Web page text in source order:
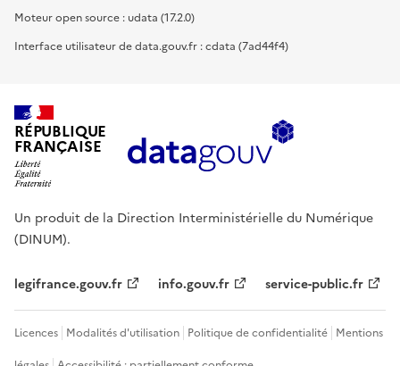
Moteur open source : udata (17.2.0)
Interface utilisateur de data.gouv.fr : cdata (7ad44f4)
RÉPUBLIQUE
FRANÇAISE
Un produit de la Direction Interministérielle du Numérique
(DINUM).
legifrance.gouv.fr info.gouv.fr service-public.fr
Licences Modalités d'utilisation Politique de confidentialité Mentions